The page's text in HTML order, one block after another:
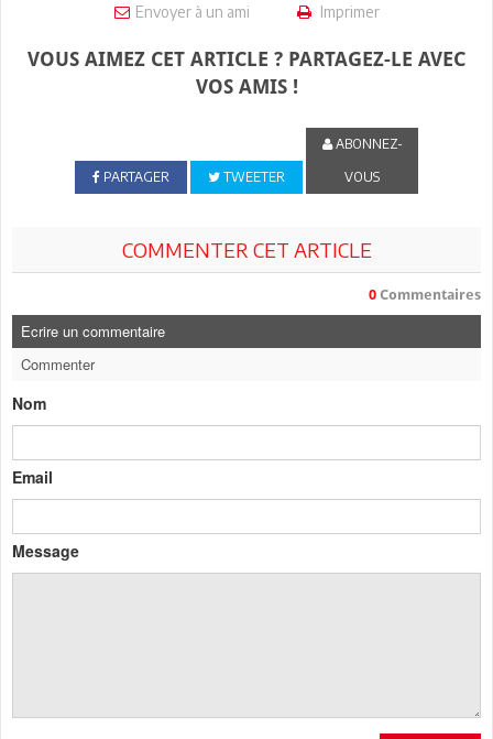
Envoyer à un ami Imprimer
VOUS AIMEZ CET ARTICLE ? PARTAGEZ-LE AVEC
VOS AMIS !
PARTAGER TWEETER
ABONNEZ-
VOUS
COMMENTER CET ARTICLE
0 Commentaires
Ecrire un commentaire
Commenter
Nom
Email
Message